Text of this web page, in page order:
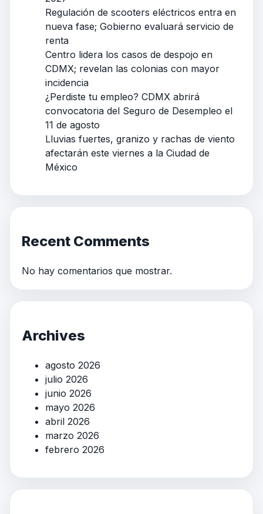
Regulación de scooters eléctricos entra en
nueva fase; Gobierno evaluará servicio de
renta
Centro lidera los casos de despojo en
CDMX; revelan las colonias con mayor
incidencia
¿Perdiste tu empleo? CDMX abrirá
convocatoria del Seguro de Desempleo el
11 de agosto
Lluvias fuertes, granizo y rachas de viento
afectarán este viernes a la Ciudad de
México
Recent Comments
No hay comentarios que mostrar.
Archives
agosto 2026
julio 2026
junio 2026
mayo 2026
abril 2026
marzo 2026
febrero 2026